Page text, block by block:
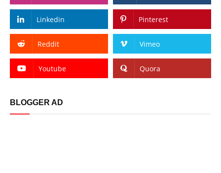
Linkedin Pinterest
Reddit Vimeo
Youtube Quora
BLOGGER AD